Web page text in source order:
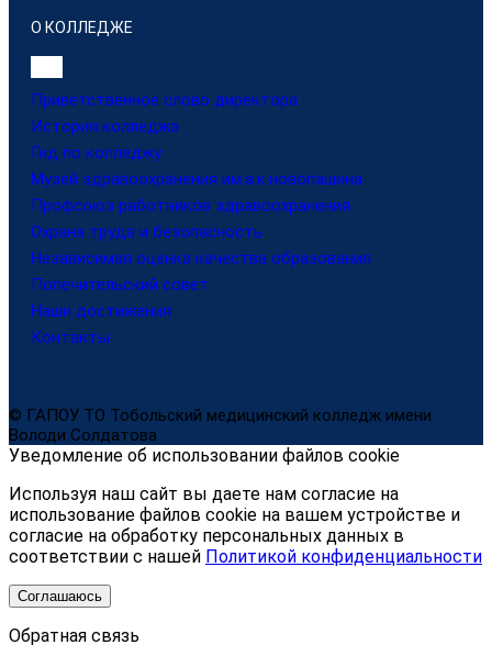
О КОЛЛЕДЖЕ
Приветственное слово директора
История колледжа
Гид по колледжу
Музей здравоохранения им.а.к.новопашина
Профсоюз работников здравоохранения
Охрана труда и безопасность
Независимая оценка качества образования
Попечительский совет
Наши достижения
Контакты
© ГАПОУ ТО Тобольский медицинский колледж имени
Володи Солдатова
Уведомление об использовании файлов cookie
Используя наш сайт вы даете нам согласие на
использование файлов cookie на вашем устройстве и
согласие на обработку персональных данных в
соответствии с нашей Политикой конфиденциальности
Соглашаюсь
Обратная связь